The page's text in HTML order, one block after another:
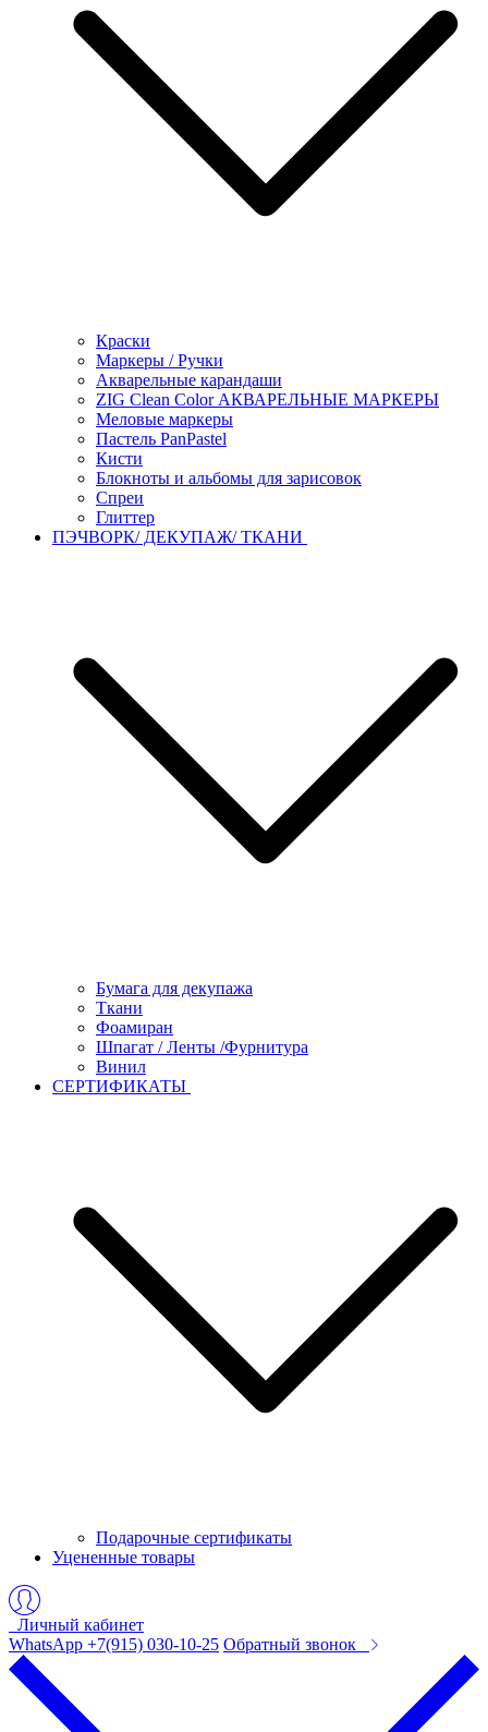
Краски
Маркеры / Ручки
Акварельные карандаши
ZIG Clean Color АКВАРЕЛЬНЫЕ МАРКЕРЫ
Меловые маркеры
Пастель PanPastel
Кисти
Блокноты и альбомы для зарисовок
Спреи
Глиттер
ПЭЧВОРК/ ДЕКУПАЖ/ ТКАНИ
Бумага для декупажа
Ткани
Фоамиран
Шпагат / Ленты /Фурнитура
Винил
СЕРТИФИКАТЫ
Подарочные сертификаты
Уцененные товары
Личный кабинет
WhatsApp +7(915) 030-10-25 Обратный звонок